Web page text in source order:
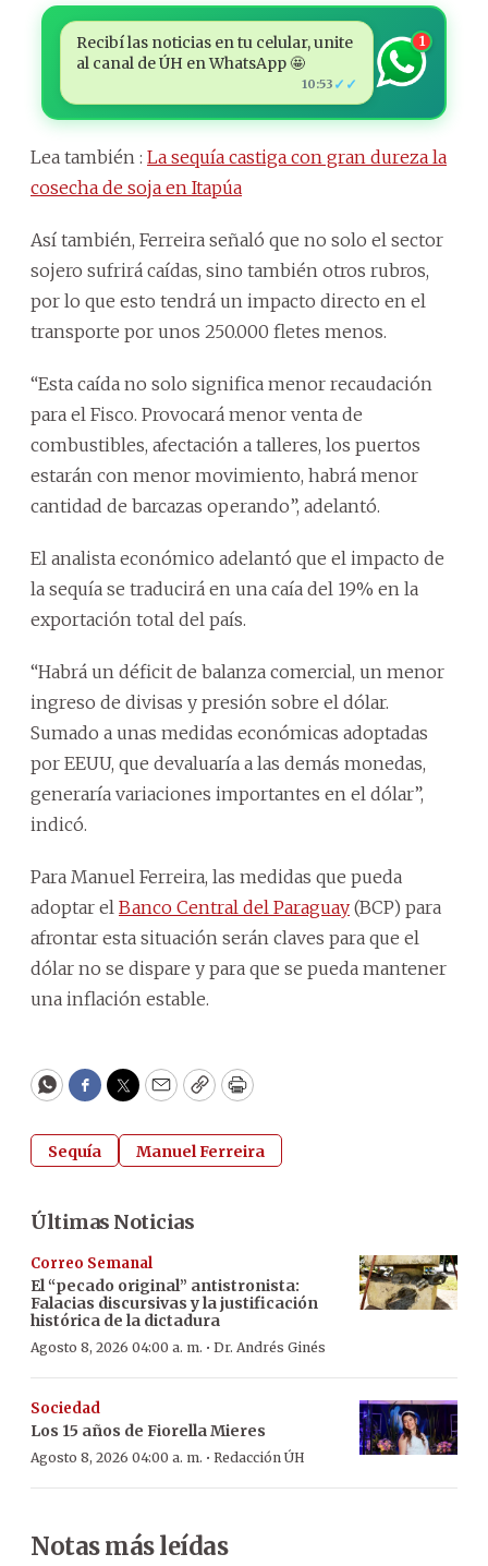
Recibí las noticias en tu celular, unite
al canal de ÚH en WhatsApp 🤩
10:53 ✓✓
1
Lea también : La sequía castiga con gran dureza la
cosecha de soja en Itapúa
Así también, Ferreira señaló que no solo el sector
sojero sufrirá caídas, sino también otros rubros,
por lo que esto tendrá un impacto directo en el
transporte por unos 250.000 fletes menos.
“Esta caída no solo significa menor recaudación
para el Fisco. Provocará menor venta de
combustibles, afectación a talleres, los puertos
estarán con menor movimiento, habrá menor
cantidad de barcazas operando”, adelantó.
El analista económico adelantó que el impacto de
la sequía se traducirá en una caía del 19% en la
exportación total del país.
“Habrá un déficit de balanza comercial, un menor
ingreso de divisas y presión sobre el dólar.
Sumado a unas medidas económicas adoptadas
por EEUU, que devaluaría a las demás monedas,
generaría variaciones importantes en el dólar”,
indicó.
Para Manuel Ferreira, las medidas que pueda
adoptar el Banco Central del Paraguay (BCP) para
afrontar esta situación serán claves para que el
dólar no se dispare y para que se pueda mantener
una inflación estable.
WhatsApp
Facebook
Twitter
EmailCopyPrint
Sequía Manuel Ferreira
Últimas Noticias
Correo Semanal
El “pecado original” antistronista:
Falacias discursivas y la justificación
histórica de la dictadura
Agosto 8, 2026 04:00 a. m. · Dr. Andrés Ginés
Sociedad
Los 15 años de Fiorella Mieres
Agosto 8, 2026 04:00 a. m. · Redacción ÚH
Notas más leídas